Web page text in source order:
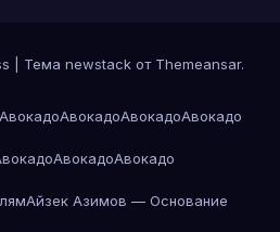
Тема newstack от Themeansar.
АвокадоАвокадоАвокадоАвокадо
АвокадоАвокадо
Айзек Азимов — Основание